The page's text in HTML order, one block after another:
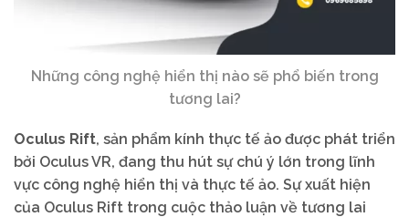
Những công nghệ hiển thị nào sẽ phổ biến trong
tương lai?
Oculus Rift, sản phẩm kính thực tế ảo được phát triển
bởi Oculus VR, đang thu hút sự chú ý lớn trong lĩnh
vực công nghệ hiển thị và thực tế ảo. Sự xuất hiện
của Oculus Rift trong cuộc thảo luận về tương lai